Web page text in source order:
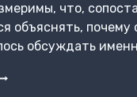
что,
объяснять, почему
обсуждать